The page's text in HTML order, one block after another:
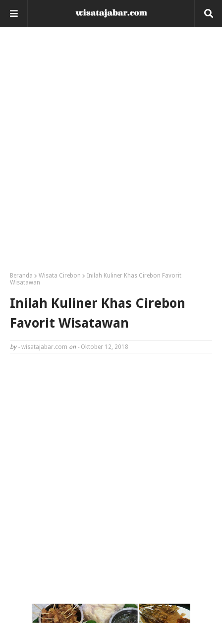
Beranda Wisata Cirebon
Inilah Kuliner Khas Cirebon Favorit
Wisatawan
Inilah Kuliner Khas Cirebon
Favorit Wisatawan
by - wisatajabar.com on - Oktober 12, 2018